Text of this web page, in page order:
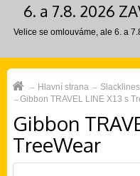
6. a 7.8. 2026
Velice se omlouváme, ale 6. a
Hlavní strana
Gibbon TRAVEL LINE X13 s
Gibbon
TreeWear